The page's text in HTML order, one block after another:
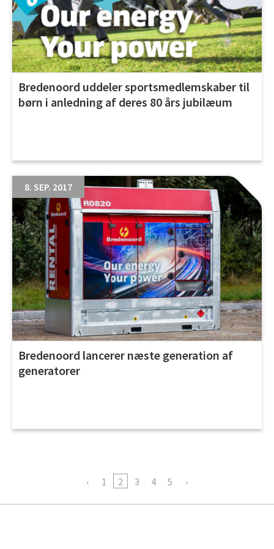
Bredenoord uddeler sportsmedlemskaber til
børn i anledning af deres 80 års jubilæum
8. SEP. 2017
Bredenoord lancerer næste generation af
generatorer
1 2 3 4 5